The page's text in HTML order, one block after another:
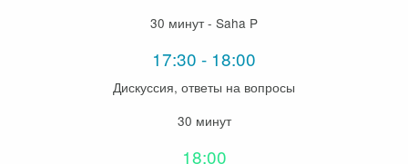
30 минут - Saha P
17:30 - 18:00
Дискуссия, ответы на вопросы
30 минут
18:00